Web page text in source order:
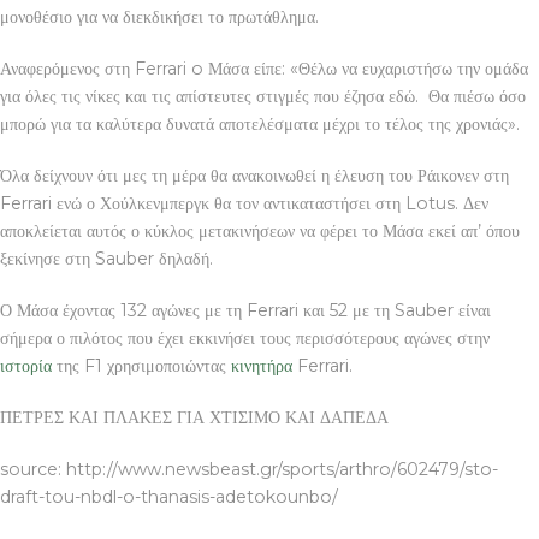
μονοθέσιο για να διεκδικήσει το πρωτάθλημα.
Αναφερόμενος στη Ferrari o Μάσα είπε: «Θέλω να ευχαριστήσω την ομάδα
για όλες τις νίκες και τις απίστευτες στιγμές που έζησα εδώ. Θα πιέσω όσο
μπορώ για τα καλύτερα δυνατά αποτελέσματα μέχρι το τέλος της χρονιάς».
Όλα δείχνουν ότι μες τη μέρα θα ανακοινωθεί η έλευση του Ράικονεν στη
Ferrari ενώ ο Χούλκενμπεργκ θα τον αντικαταστήσει στη Lotus. Δεν
αποκλείεται αυτός ο κύκλος μετακινήσεων να φέρει το Μάσα εκεί απ’ όπου
ξεκίνησε στη Sauber δηλαδή.
Ο Μάσα έχοντας 132 αγώνες με τη Ferrari και 52 με τη Sauber είναι
σήμερα ο πιλότος που έχει εκκινήσει τους περισσότερους αγώνες στην
ιστορία της F1 χρησιμοποιώντας κινητήρα Ferrari.
ΠΕΤΡΕΣ ΚΑΙ ΠΛΑΚΕΣ ΓΙΑ ΧΤΙΣΙΜΟ ΚΑΙ ΔΑΠΕΔΑ
source: http://www.newsbeast.gr/sports/arthro/602479/sto-
draft-tou-nbdl-o-thanasis-adetokounbo/